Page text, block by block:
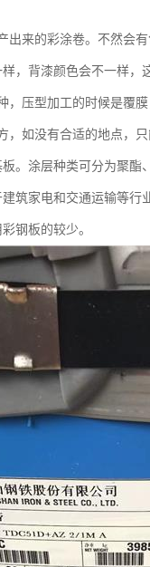
来的彩涂卷。不然会
，背漆颜色会不一样，
压型加工的时候是覆膜
如没有合适的地点，
。涂层种类可分为聚
筑家电和交通运输等
钢板的较少。